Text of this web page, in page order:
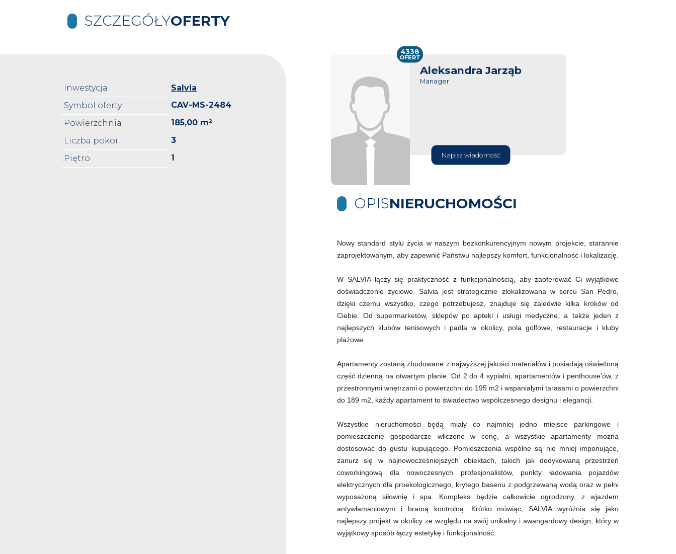
SZCZEGÓŁYOFERTY
Inwestycja
Salvia
Symbol oferty
CAV-MS-2484
Powierzchnia
185,00 m²
Liczba pokoi
3
Piętro
1
Aleksandra Jarząb
Manager
Napisz wiadomość
4338
OFERT
OPISNIERUCHOMOŚCI
Nowy standard stylu życia w naszym bezkonkurencyjnym nowym projekcie, starannie
zaprojektowanym, aby zapewnić Państwu najlepszy komfort, funkcjonalność i lokalizację.
W SALVIA łączy się praktyczność z funkcjonalnością, aby zaoferować Ci wyjątkowe
doświadczenie życiowe. Salvia jest strategicznie zlokalizowana w sercu San Pedro,
dzięki czemu wszystko, czego potrzebujesz, znajduje się zaledwie kilka kroków od
Ciebie. Od supermarketów, sklepów po apteki i usługi medyczne, a także jeden z
najlepszych klubów tenisowych i padla w okolicy, pola golfowe, restauracje i kluby
plażowe.
Apartamenty zostaną zbudowane z najwyższej jakości materiałów i posiadają oświetloną
część dzienną na otwartym planie. Od 2 do 4 sypialni, apartamentów i penthouse'ów, z
przestronnymi wnętrzami o powierzchni do 195 m2 i wspaniałymi tarasami o powierzchni
do 189 m2, każdy apartament to świadectwo współczesnego designu i elegancji.
Wszystkie nieruchomości będą miały co najmniej jedno miejsce parkingowe i
pomieszczenie gospodarcze wliczone w cenę, a wszystkie apartamenty można
dostosować do gustu kupującego. Pomieszczenia wspólne są nie mniej imponujące,
zanurz się w najnowocześniejszych obiektach, takich jak dedykowaną przestrzeń
coworkingową dla nowoczesnych profesjonalistów, punkty ładowania pojazdów
elektrycznych dla proekologicznego, krytego basenu z podgrzewaną wodą oraz w pełni
wyposażoną siłownię i spa. Kompleks będzie całkowicie ogrodzony, z wjazdem
antywłamaniowym i bramą kontrolną. Krótko mówiąc, SALVIA wyróżnia się jako
najlepszy projekt w okolicy ze względu na swój unikalny i awangardowy design, który w
wyjątkowy sposób łączy estetykę i funkcjonalność.